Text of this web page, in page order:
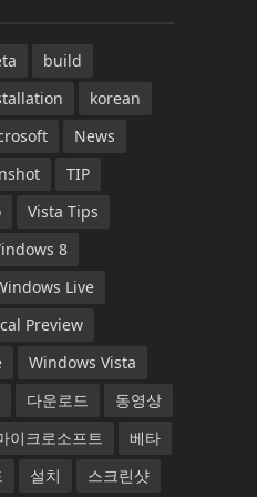
build
korean
News
TIP
Vista Tips
8
Live
Preview
Windows Vista
다운로드
동영상
이크로소프트
베타
설치 스크린샷